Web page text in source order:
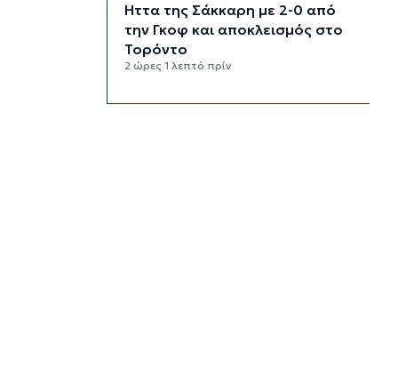
Ήττα της Σάκκαρη με 2-0 από
την Γκοφ και αποκλεισμός στο
Τορόντο
2 ώρες 1 λεπτό πρίν
Πολύ υψηλός κίνδυνος